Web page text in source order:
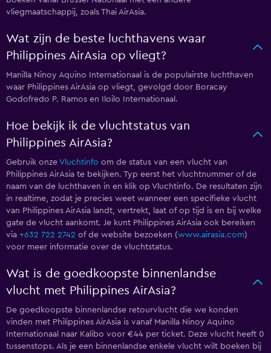
vliegmaatschappij, zoals Thai AirAsia.
Wat zijn de beste luchthavens waar
Philippines AirAsia op vliegt?
Manilla Ninoy Aquino Internationaal is de populairste luchthaven
waar Philippines AirAsia op vliegt, gevolgd door Boracay
Godofredo P. Ramos en Iloilo Internationaal.
Hoe bekijk ik de vluchtstatus van
Philippines AirAsia?
Gebruik onze Vluchtinfo om de status van een vlucht van
Philippines AirAsia te bekijken. Typ eerst het vluchtnummer of de
naam van de luchthaven in en klik op Vluchtinfo. De resultaten zijn
in realtime, zodat je precies weet wanneer een specifieke vlucht
van Philippines AirAsia landt, vertrekt, laat of op tijd is en bij welke
gate de vlucht aankomt. Je kunt Philippines AirAsia ook bereiken
via +632 722 2742 of de website bezoeken (www.airasia.com)
voor meer informatie over de vluchtstatus.
Wat is de goedkoopste binnenlandse
vlucht met Philippines AirAsia?
De goedkoopste binnenlandse retourvlucht die we konden
vinden met Philippines AirAsia is vanaf Manilla Ninoy Aquino
Internationaal naar Kalibo voor €44 per ticket. Deze vlucht heeft 0
tussenstops. Als je een binnenlandse enkele vlucht wilt boeken bij